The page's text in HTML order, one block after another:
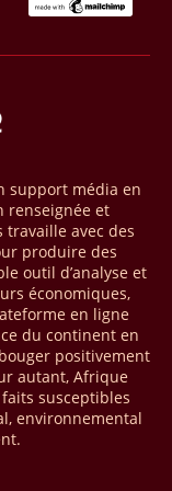
des opérateurs de
cours de l'année
Le rapport intitulé
2026 » précise
s’est établie à 2091
a également
de Mobile money
92 milliards de
de 125 milliards
Group, et
in Creative Industries
créative africaine
secteur,
support média en
renseignée et
avec des
produire des
outil d’analyse et
économiques,
en ligne
du continent en
positivement
autant, Afrique
faits susceptibles
environnemental